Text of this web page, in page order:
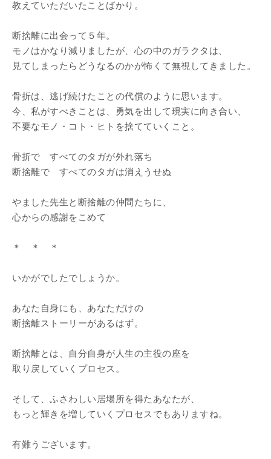
教えていただいたことばかり。
断捨離に出会って５年。
モノはかなり減りましたが、心の中のガラクタは、
見てしまったらどうなるのかが怖くて無視してきました。
骨折は、逃げ続けたことの代償のように思います。
今、私がすべきことは、勇気を出して現実に向き合い、
不要なモノ・コト・ヒトを捨てていくこと。
骨折で すべてのタガが外れ落ち
断捨離で すべてのタガは消えうせぬ
やました先生と断捨離の仲間たちに、
心からの感謝をこめて
＊ ＊ ＊
いかがでしたでしょうか。
あなた自身にも、あなただけの
断捨離ストーリーがあるはず。
断捨離とは、自分自身が人生の主役の座を
取り戻していくプロセス。
そして、ふさわしい居場所を得たあなたが、
もっと輝きを増していくプロセスでもありますね。
有難うございます。